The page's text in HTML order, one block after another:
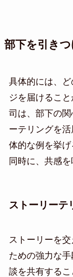
部下を引き
具体的には、
ジを届けるこ
司は、部下の
ーテリングを
体的な例を挙
同時に、共感を
ストーリーテ
ストーリーを
ための強力な
談を共有する